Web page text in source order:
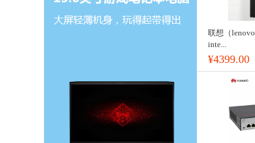
联想（
inte...
¥4399.00